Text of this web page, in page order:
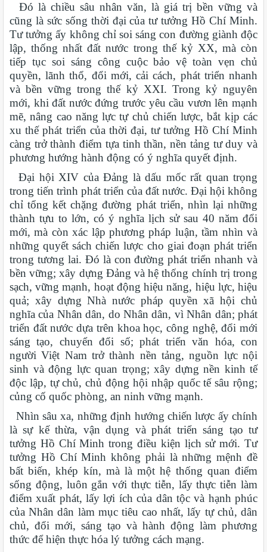
Đó là chiều sâu nhân văn, là giá trị bền vững và
cũng là sức sống thời đại của tư tưởng Hồ Chí Minh.
Tư tưởng ấy không chỉ soi sáng con đường giành độc
lập, thống nhất đất nước trong thế kỷ XX, mà còn
tiếp tục soi sáng công cuộc bảo vệ toàn vẹn chủ
quyền, lãnh thổ, đổi mới, cải cách, phát triển nhanh
và bền vững trong thế kỷ XXI. Trong kỷ nguyên
mới, khi đất nước đứng trước yêu cầu vươn lên mạnh
mẽ, nâng cao năng lực tự chủ chiến lược, bắt kịp các
xu thế phát triển của thời đại, tư tưởng Hồ Chí Minh
càng trở thành điểm tựa tinh thần, nền tảng tư duy và
phương hướng hành động có ý nghĩa quyết định.
Đại hội XIV của Đảng là dấu mốc rất quan trọng
trong tiến trình phát triển của đất nước. Đại hội không
chỉ tổng kết chặng đường phát triển, nhìn lại những
thành tựu to lớn, có ý nghĩa lịch sử sau 40 năm đổi
mới, mà còn xác lập phương pháp luận, tầm nhìn và
những quyết sách chiến lược cho giai đoạn phát triển
trong tương lai. Đó là con đường phát triển nhanh và
bền vững; xây dựng Đảng và hệ thống chính trị trong
sạch, vững mạnh, hoạt động hiệu năng, hiệu lực, hiệu
quả; xây dựng Nhà nước pháp quyền xã hội chủ
nghĩa của Nhân dân, do Nhân dân, vì Nhân dân; phát
triển đất nước dựa trên khoa học, công nghệ, đổi mới
sáng tạo, chuyển đổi số; phát triển văn hóa, con
người Việt Nam trở thành nền tảng, nguồn lực nội
sinh và động lực quan trọng; xây dựng nền kinh tế
độc lập, tự chủ, chủ động hội nhập quốc tế sâu rộng;
củng cố quốc phòng, an ninh vững mạnh.
Nhìn sâu xa, những định hướng chiến lược ấy chính
là sự kế thừa, vận dụng và phát triển sáng tạo tư
tưởng Hồ Chí Minh trong điều kiện lịch sử mới. Tư
tưởng Hồ Chí Minh không phải là những mệnh đề
bất biến, khép kín, mà là một hệ thống quan điểm
sống động, luôn gắn với thực tiễn, lấy thực tiễn làm
điểm xuất phát, lấy lợi ích của dân tộc và hạnh phúc
của Nhân dân làm mục tiêu cao nhất, lấy tự chủ, dân
chủ, đổi mới, sáng tạo và hành động làm phương
thức để hiện thực hóa lý tưởng cách mạng.